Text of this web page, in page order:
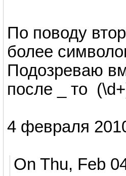
По поводу
более
Подозреваю
после _ то
4 февраля
On Thu, Feb